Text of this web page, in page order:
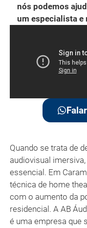
nós podemos
um especialista e
Quando se trata de
audiovisual
essencial. Em
técnica de home
com o aumento da
residencial. A AB
é uma empresa que